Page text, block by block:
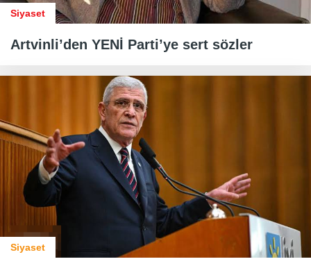
Siyaset
Artvinli’den YENİ Parti’ye sert sözler
Siyaset